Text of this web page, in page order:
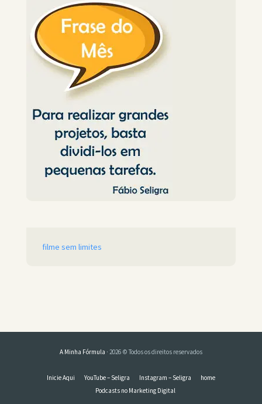
filme sem limites
A Minha Fórmula · 2026 © Todos os direitos reservados
Inicie Aqui YouTube – Seligra Instagram – Seligra
home
Podcasts no Marketing Digital